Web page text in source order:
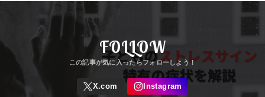
FOLLOW